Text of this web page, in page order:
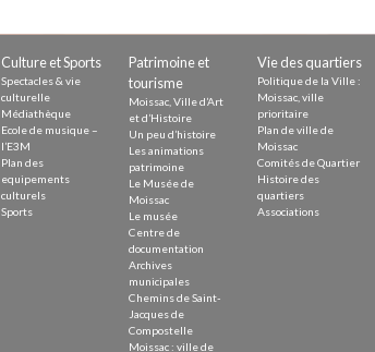
Culture et Sports
Spectacles & vie
culturelle
Médiathèque
Ecole de musique –
l’E3M
Plan des
equipements
culturels
Sports
Patrimoine et
tourisme
Moissac, Ville d’Art
et d’Histoire
Un peu d’histoire
Les animations
patrimoine
Le Musée de
Moissac
Le musée
Centre de
documentation
Archives
municipales
Chemins de Saint-
Jacques de
Compostelle
Moissac : ville de
Vie des quartiers
Politique de la Ville :
Moissac, ville
prioritaire
Plan de ville de
Moissac
Comités de Quartier
Histoire des
quartiers
Associations